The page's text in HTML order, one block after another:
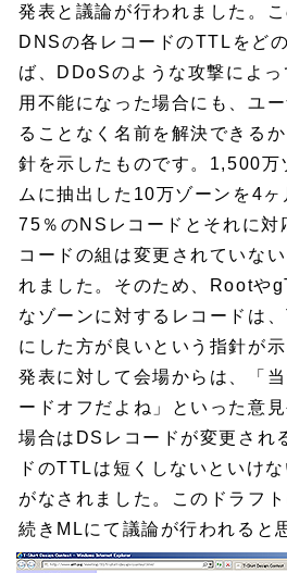
発表と議論が行われました。こ
DNSの各レコードのTTLをど
ば、DDoSのような攻撃によっ
用不能になった場合にも、ユ
ることなく名前を解決できる
針を示したものです。1,500万
ムに抽出した10万ゾーンを4ヶ
75％のNSレコードとそれに対
コードの組は変更されていな
れました。そのため、Rootや
なゾーンに対するレコードは
にした方が良いという指針が
発表に対して会場からは、「
ードオフだよね」といった意
場合はDSレコードが変更され
ドのTTLは短くしないといけ
がなされました。このドラフ
続きMLにて議論が行われると